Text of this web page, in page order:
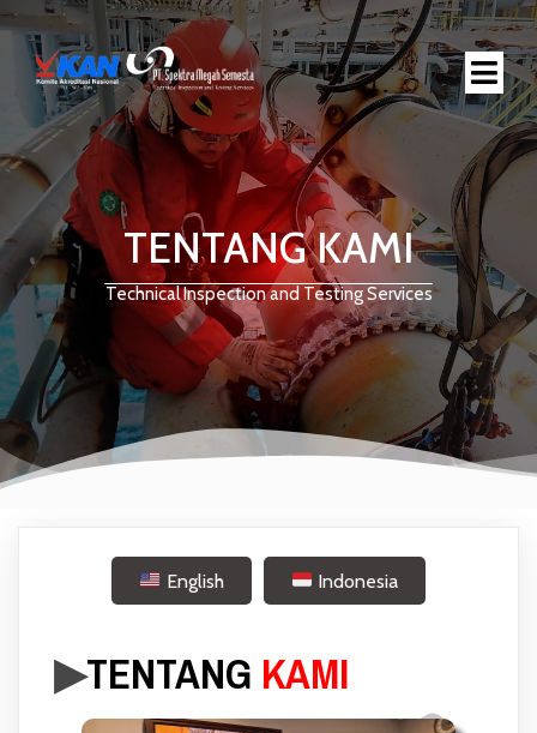
TENTANG KAMI
Technical Inspection and Testing Services
English Indonesia
▶︎TENTANG KAMI